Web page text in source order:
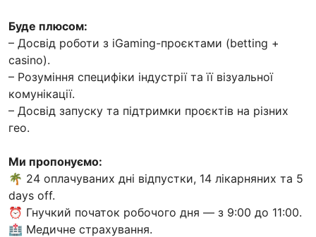
Буде плюсом:
– Досвід роботи з iGaming-проєктами (betting +
casino).
– Розуміння специфіки індустрії та її візуальної
комунікації.
– Досвід запуску та підтримки проєктів на різних
гео.
Ми пропонуємо:
🌴 24 оплачуваних дні відпустки, 14 лікарняних та 5
days off.
⏰ Гнучкий початок робочого дня — з 9:00 до 11:00.
🏥 Медичне страхування.